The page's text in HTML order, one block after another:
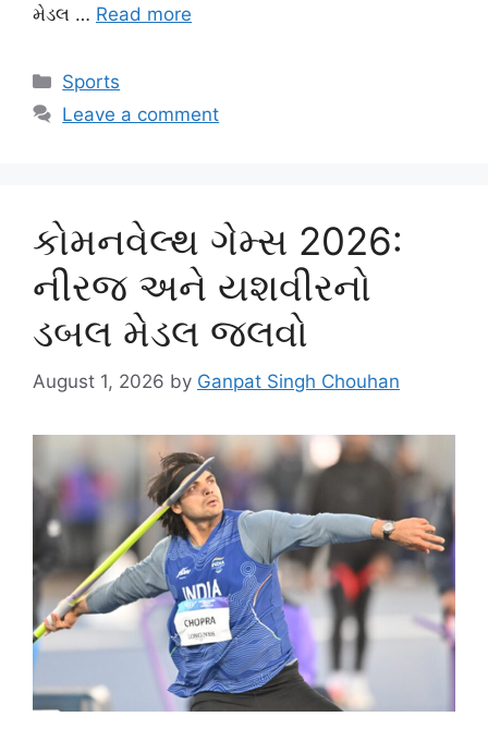
મેડલ … Read more
Categories
Sports
Leave a comment
કોમનવેલ્થ ગેમ્સ 2026:
નીરજ અને યશવીરનો
ડબલ મેડલ જલવો
August 1, 2026 by Ganpat Singh Chouhan